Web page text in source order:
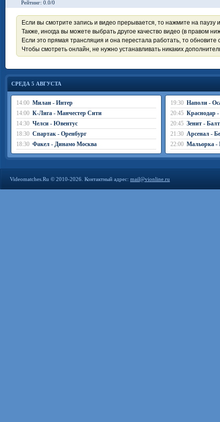
Рейтинг: 0.0/0
Если вы смотрите запись и видео прерывается, то нажмите на паузу
Также, иногда вы можете выбрать другое качество видео (в правом
Если это прямая трансляция и она перестала работать, то обновите
Чтобы смотреть онлайн, не нужно устанавливать никаких
СРЕДА 5 АВГУСТА
14:00 Милан - Интер
14:00 К-Лига - Манчестер Сити
14:30 Челси - Ювентус
18:30 Спартак - Оренбург
18:30 Факел - Динамо Москва
19:30 Наполи -
20:45 Краснодар
20:45 Зенит -
21:30 Арсенал -
22:00 Мальорка
Videomatches.Ru © 2010-2026. Контактный адрес: mail@vionline.ru